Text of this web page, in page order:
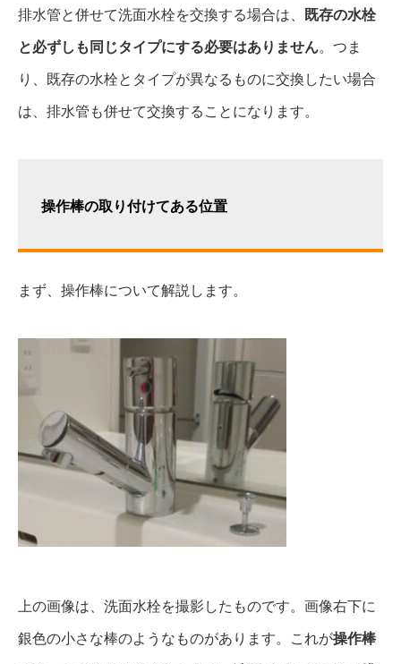
排水管と併せて洗面水栓を交換する場合は、 既存の水栓
と必ずしも同じタイプにする必要はありません。つま
り、既存の水栓とタイプが異なるものに交換したい場合
は、排水管も併せて交換することになります。
操作棒の取り付けてある位置
まず、操作棒について解説します。
上の画像は、洗面水栓を撮影したものです。画像右下に
銀色の小さな棒のようなものがあります。これが操作棒